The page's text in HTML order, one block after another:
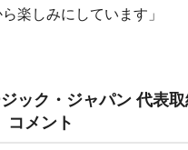
楽しみにしています」
ック・ジャパン 代表
メント